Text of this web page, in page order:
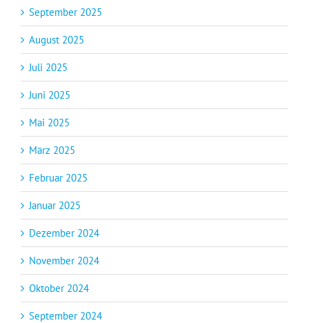
September 2025
August 2025
Juli 2025
Juni 2025
Mai 2025
März 2025
Februar 2025
Januar 2025
Dezember 2024
November 2024
Oktober 2024
September 2024